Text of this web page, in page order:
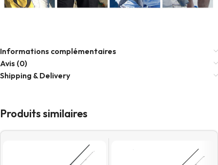
Informations complémentaires
Avis (0)
Shipping & Delivery
Produits similaires